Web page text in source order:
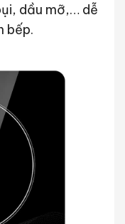
dầu mỡ,… dễ
bếp.